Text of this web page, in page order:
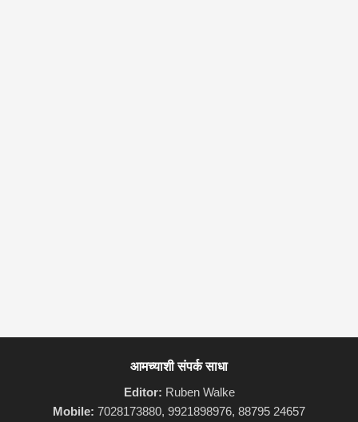
आमच्याशी संपर्क साधा
Editor: Ruben Walke
Mobile: 7028173880, 9921898976, 88795 24657